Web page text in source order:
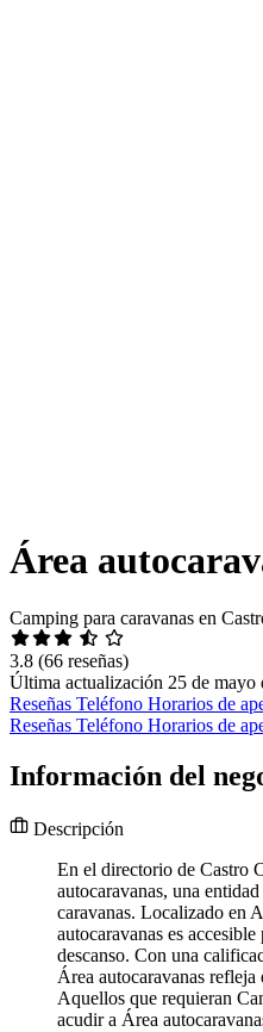
Área
Camping para caravanas en
3.8 (66 reseñas)
Última actualización 25 de mayo
Reseñas Teléfono Horarios de
Reseñas Teléfono Horarios de
Información del
Descripción
En el directorio de Castro
autocaravanas, una
caravanas. Localizado en
autocaravanas es
descanso. Con una
Área autocaravanas refleja
Aquellos que requieran
acudir a Área